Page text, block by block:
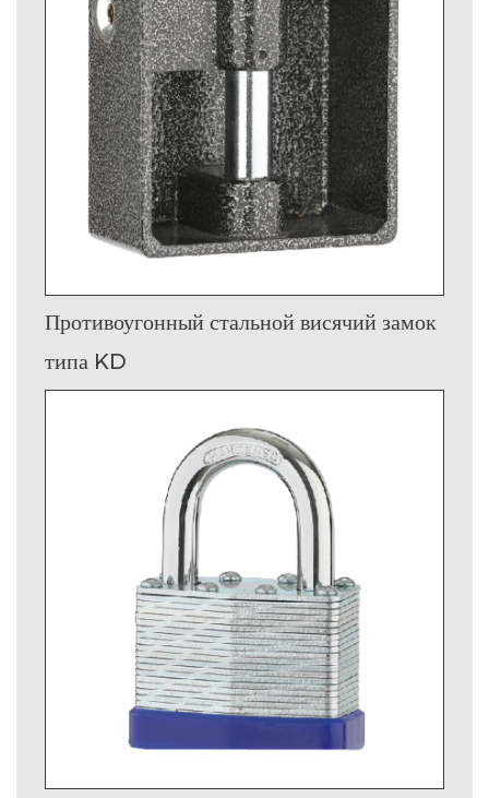
Противоугонный стальной висячий замок
типа KD